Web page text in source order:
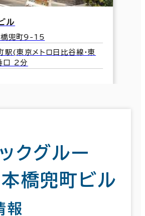
メトロ日比谷線･東
クグルー
橋兜町ビル
報